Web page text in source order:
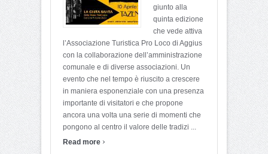
giunto alla
quinta edizione
che vede attiva
l’Associazione Turistica Pro Loco di Aggius
con la collaborazione dell’amministrazione
comunale e di diverse associazioni. Un
evento che nel tempo è riuscito a crescere
in maniera esponenziale con una presenza
importante di visitatori e che propone
ancora una volta una serie di momenti che
pongono al centro il valore delle tradizi ...
Read more ›